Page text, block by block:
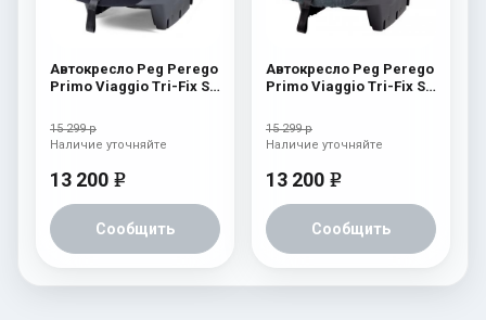
Автокресло Peg Perego
Primo Viaggio Tri-Fix SL
15 299 р
13 200 e
Сообщить
Наличие уточняйте
Автокресло Peg Perego
Primo Viaggio Tri-Fix SL
15 299 р
13 200 e
Сообщить
Наличие уточняйте